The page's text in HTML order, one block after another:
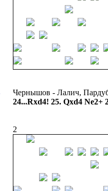
Чернышов - Лалич,
24...Rxd4! 25. Qxd4 Ne2+
2